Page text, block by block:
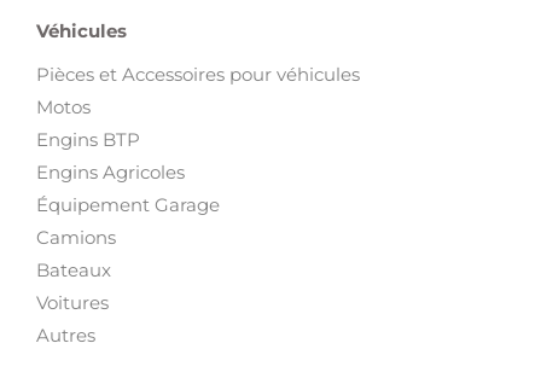
Véhicules
Pièces et Accessoires pour véhicules
Motos
Engins BTP
Engins Agricoles
Équipement Garage
Camions
Bateaux
Voitures
Autres